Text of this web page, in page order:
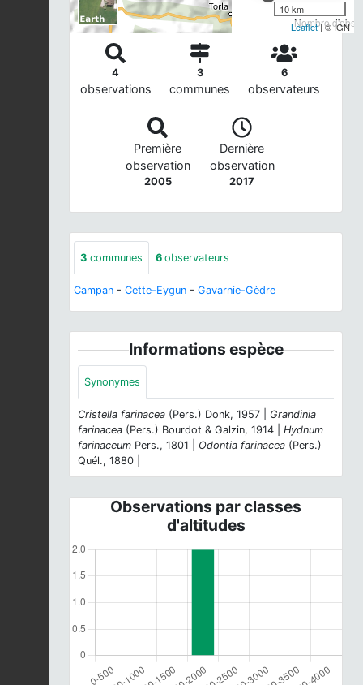
Nombre
10 km
Leaflet| © IGN
4
observations
3
communes
6
observateurs
Première
observation
2005
Dernière
observation
2017
3 communes 6 observateurs
Campan - Cette-Eygun - Gavarnie-Gèdre
Informations espèce
Synonymes
Cristella farinacea (Pers.) Donk, 1957 | Grandinia
farinacea (Pers.) Bourdot & Galzin, 1914 | Hydnum
farinaceum Pers., 1801 | Odontia farinacea (Pers.)
Quél., 1880 |
Observations par classes
d'altitudes